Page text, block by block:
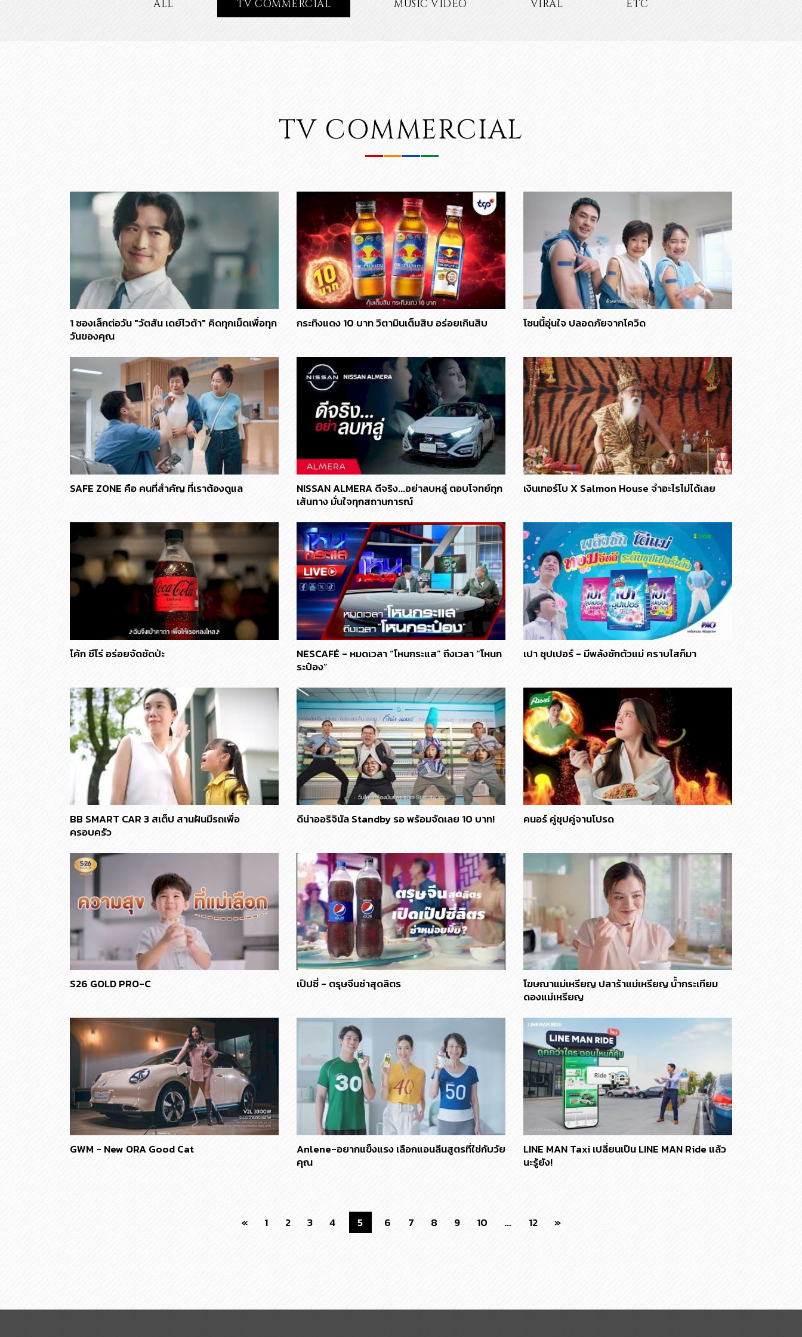
ALL TV COMMERCIAL MUSIC VIDEO VIRAL ETC
TV COMMERCIAL
1 ซองเล็กต่อวัน "วัตสัน เดย์ไวต้า" คิดทุกเม็ดเพื่อทุก
วันของคุณ
กระทิงแดง 10 บาท วิตามินเต็มสิบ อร่อยเกินสิบ โซนนี้อุ่นใจ ปลอดภัยจากโควิด
SAFE ZONE คือ คนที่สำคัญ ที่เราต้องดูแล
NISSAN ALMERA ดีจริง...อย่าลบหลู่ ตอบโจทย์ทุก
เส้นทาง มั่นใจทุกสถานการณ์
เงินเทอร์โบ X Salmon House จำอะไรไม่ได้เลย
โค้ก ซีโร่ อร่อยจัดชัดป่ะ
NESCAFÉ - หมดเวลา “โหนกระแส” ถึงเวลา “โหนก
ระป๋อง”
เปา ซุปเปอร์ - มีพลังซักตัวแม่ คราบไสก็มา
BB SMART CAR 3 สเต็ป สานฝันมีรถเพื่อ
ครอบครัว
ดีน่าออริจินัล Standby รอ พร้อมจัดเลย 10 บาท! คนอร์ คู่ซุปคู่จานโปรด
S26 GOLD PRO-C เป๊ปซี่ - ตรุษจีนซ่าสุดลิตร
โฆษณาแม่เหรียญ ปลาร้าแม่เหรียญ น้ำกระเทียม
ดองแม่เหรียญ
GWM - New ORA Good Cat
Anlene-อยากแข็งแรง เลือกแอนลีนสูตรที่ใช่กับวัย
คุณ
LINE MAN Taxi เปลี่ยนเป็น LINE MAN Ride แล้ว
นะรู้ยัง!
« 1 2 3 4 5 6 7 8 9 10 ... 12 »